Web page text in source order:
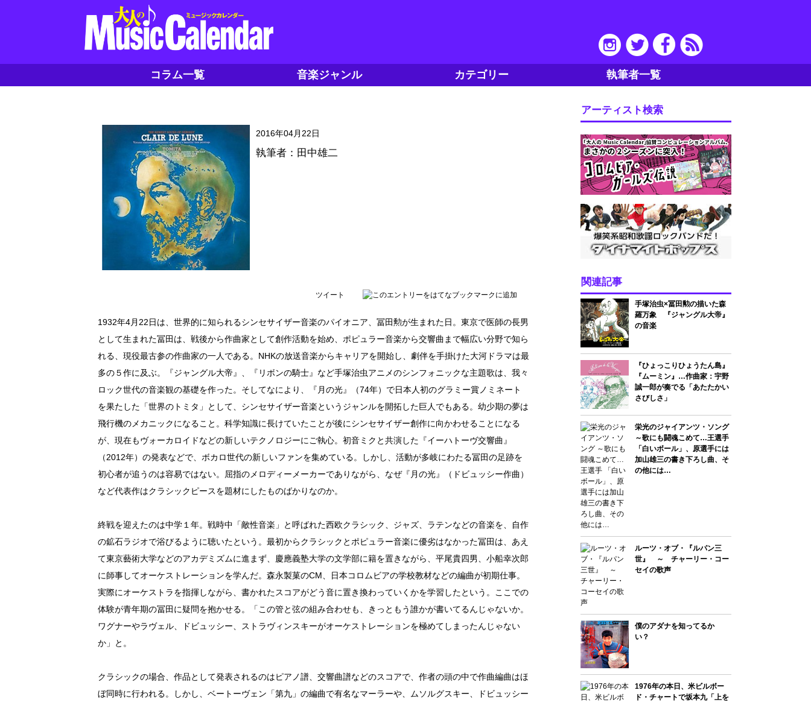
コラム一覧 音楽ジャンル カテゴリー 執筆者一覧
2016年04月22日
執筆者：田中雄二
ツイート
1932年4月22日は、世界的に知られるシンセサイザー音楽のパイオニア、冨田勲が生まれた日。東京で医師の長男
として生まれた冨田は、戦後から作曲家として創作活動を始め、ポピュラー音楽から交響曲まで幅広い分野で知ら
れる、現役最古参の作曲家の一人である。NHKの放送音楽からキャリアを開始し、劇伴を手掛けた大河ドラマは最
多の５作に及ぶ。『ジャングル大帝』、『リボンの騎士』など手塚治虫アニメのシンフォニックな主題歌は、我々
ロック世代の音楽観の基礎を作った。そしてなにより、『月の光』（74年）で日本人初のグラミー賞ノミネート
を果たした「世界のトミタ」として、シンセサイザー音楽というジャンルを開拓した巨人でもある。幼少期の夢は
飛行機のメカニックになること。科学知識に長けていたことが後にシンセサイザー創作に向かわせることになる
が、現在もヴォーカロイドなどの新しいテクノロジーにご執心。初音ミクと共演した『イーハトーヴ交響曲』
（2012年）の発表などで、ボカロ世代の新しいファンを集めている。しかし、活動が多岐にわたる冨田の足跡を
初心者が追うのは容易ではない。屈指のメロディーメーカーでありながら、なぜ『月の光』（ドビュッシー作曲）
など代表作はクラシックピースを題材にしたものばかりなのか。
終戦を迎えたのは中学１年。戦時中「敵性音楽」と呼ばれた西欧クラシック、ジャズ、ラテンなどの音楽を、自作
の鉱石ラジオで浴びるように聴いたという。最初からクラシックとポピュラー音楽に優劣はなかった冨田は、あえ
て東京藝術大学などのアカデミズムに進まず、慶應義塾大学の文学部に籍を置きながら、平尾貴四男、小船幸次郎
に師事してオーケストレーションを学んだ。森永製菓のCM、日本コロムビアの学校教材などの編曲が初期仕事。
実際にオーケストラを指揮しながら、書かれたスコアがどう音に置き換わっていくかを学習したという。ここでの
体験が青年期の冨田に疑問を抱かせる。「この管と弦の組み合わせも、きっともう誰かが書いてるんじゃないか。
ワグナーやラヴェル、ドビュッシー、ストラヴィンスキーがオーケストレーションを極めてしまったんじゃない
か」と。
クラシックの場合、作品として発表されるのはピアノ譜、交響曲譜などのスコアで、作者の頭の中で作曲編曲はほ
ぼ同時に行われる。しかし、ベートーヴェン「第九」の編曲で有名なマーラーや、ムソルグスキー、ドビュッシー
アーティスト検索
関連記事
手塚治虫×冨田勲の描いた森
羅万象 『ジャングル大帝』
の音楽
『ひょっこりひょうたん島』
『ムーミン』…作曲家：宇野
誠一郎が奏でる「あたたかい
さびしさ」
栄光のジャイアンツ・ソング
～歌にも闘魂こめて…王選手
「白いボール」、原選手には
加山雄三の書き下ろし曲、そ
の他には…
ルーツ・オブ・『ルパン三
世』 ～ チャーリー・コー
セイの歌声
僕のアダナを知ってるか
い？
1976年の本日、米ビルボー
ド・チャートで坂本九「上を